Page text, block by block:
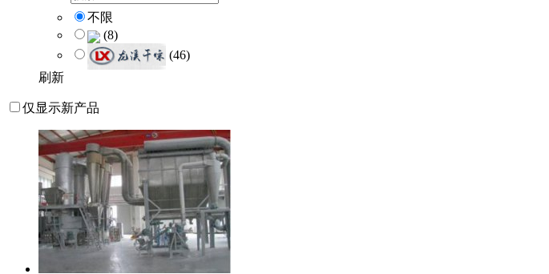
不限
(8)
(46)
刷新
仅显示新产品